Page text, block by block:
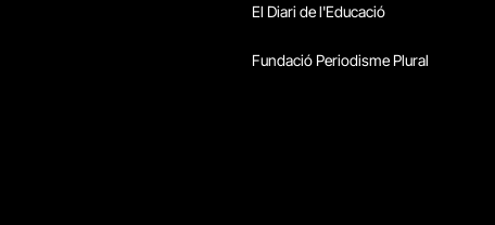
El Diari de l'Educació
Fundació Periodisme Plural